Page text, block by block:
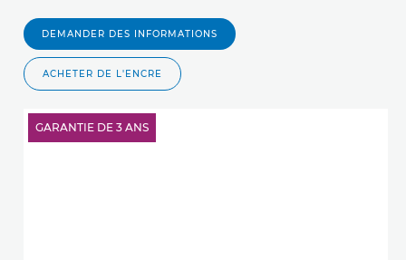
DEMANDER DES INFORMATIONS
ACHETER DE L'ENCRE
GARANTIE DE 3 ANS